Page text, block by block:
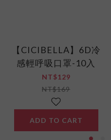
【CICIBELLA】6D冷
感輕呼吸口罩-10入
NT$129
NT$169
ADD TO CART